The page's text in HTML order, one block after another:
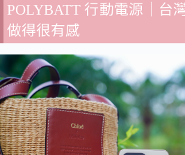
POLYBATT 行動電源｜台
做得很有感